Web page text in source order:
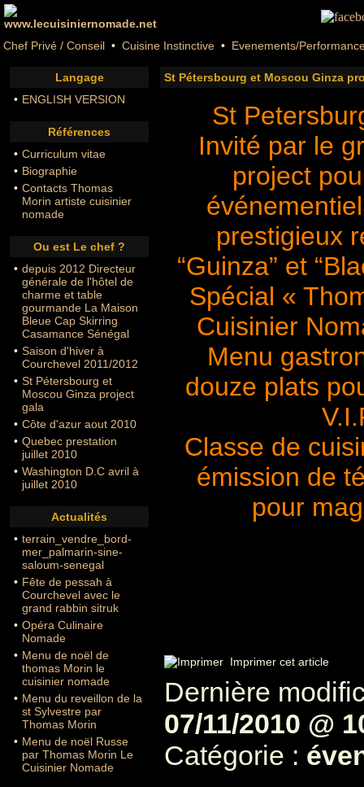
Chef Privé / Conseil • Cuisine Instinctive • Evenements/
Langage
• ENGLISH VERSION
Références
• Curriculum vitae
• Biographie
• Contacts Thomas
Morin artiste cuisinier
nomade
Ou est Le chef ?
• depuis 2012 Directeur
générale de l'hôtel de
charme et table
gourmande La Maison
Bleue Cap Skirring
Casamance Sénégal
• Saison d'hiver à
Courchevel 2011/2012
• St Pétersbourg et
Moscou Ginza project
gala
• Côte d'azur aout 2010
• Quebec prestation
juillet 2010
• Washington D.C avril à
juillet 2010
Actualités
• terrain_vendre_bord-
mer_palmarin-sine-
saloum-senegal
• Fête de pessah à
Courchevel avec le
grand rabbin sitruk
• Opéra Culinaire
Nomade
• Menu de noël de
thomas Morin le
cuisinier nomade
• Menu du reveillon de la
st Sylvestre par
Thomas Morin
• Menu de noël Russe
par Thomas Morin Le
Cuisinier Nomade
St Pétersbourg et Moscou Ginza
St
Invité par le
project
prestigieux
“Guinza” et
Spécial «
Cuisinier
Menu
douze plats
Classe de
émission de
pour
Imprimer cet article
Dernière
07/11/2010 @
Catégorie :